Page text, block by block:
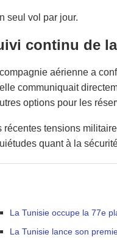
seul vol par jour.
continu de
aérienne a
communiquait
options pour les
récentes tensions
quant à la
La Tunisie occupe la 77e
La Tunisie lance son